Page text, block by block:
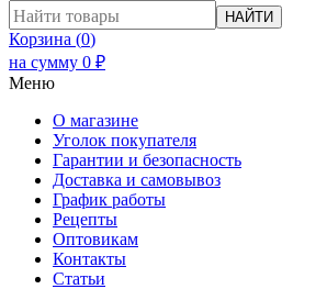
НАЙТИ
Корзина (0)
на сумму 0 ₽
Меню
О магазине
Уголок покупателя
Гарантии и безопасность
Доставка и самовывоз
График работы
Рецепты
Оптовикам
Контакты
Статьи